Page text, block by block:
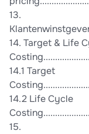
13.
14. Target & Life
14.1 Target
14.2 Life Cycle
15.